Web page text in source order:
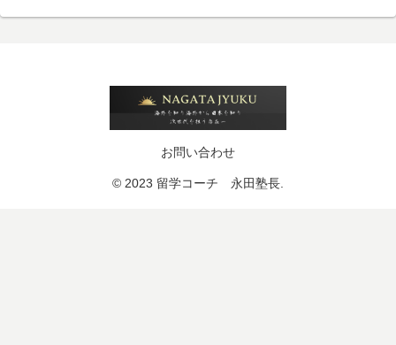
お問い合わせ
© 2023 留学コーチ 永田塾長.